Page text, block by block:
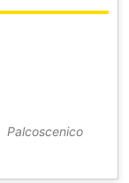
Palcoscenico